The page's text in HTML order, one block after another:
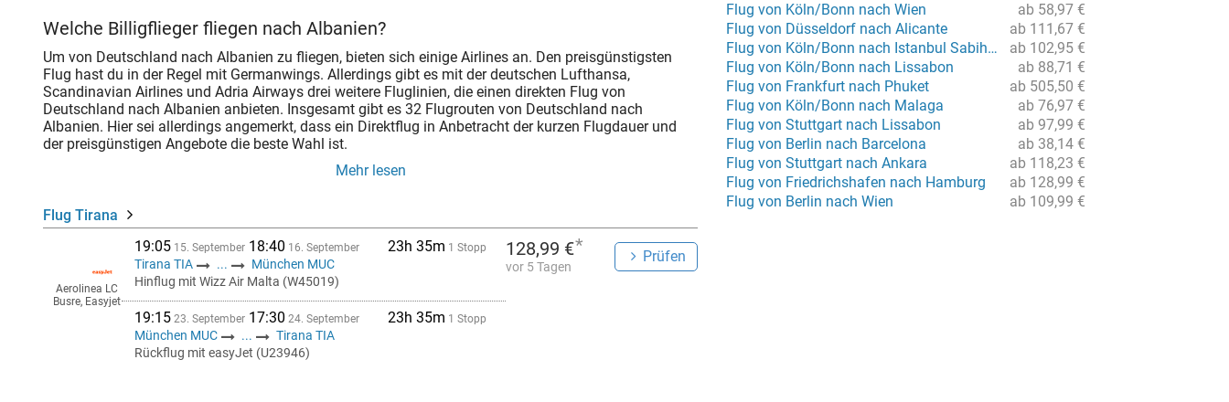
Welche Billigflieger fliegen nach Albanien?
Um von Deutschland nach Albanien zu fliegen, bieten sich einige Airlines an. Den preisgünstigsten
Flug hast du in der Regel mit Germanwings. Allerdings gibt es mit der deutschen Lufthansa,
Scandinavian Airlines und Adria Airways drei weitere Fluglinien, die einen direkten Flug von
Deutschland nach Albanien anbieten. Insgesamt gibt es 32 Flugrouten von Deutschland nach
Albanien. Hier sei allerdings angemerkt, dass ein Direktflug in Anbetracht der kurzen Flugdauer und
der preisgünstigen Angebote die beste Wahl ist.
Mehr lesen
Flug Tirana
19:05 15. September 18:40 16. September 23h 35m 1 Stopp
Tirana TIA ...
München MUC
Hinflug mit Wizz Air Malta (W45019)
19:15 23. September 17:30 24. September 23h 35m 1 Stopp
München MUC ...
Tirana TIA
Rückflug mit easyJet (U23946)
Aerolinea LC
Busre, Easyjet
128,99 €*
vor 5 Tagen
Prüfen
ab 58,97 €
Flug von Köln/Bonn nach Wien
ab 111,67 €
Flug von Düsseldorf nach Alicante
ab 102,95 €
Flug von Köln/Bonn nach Istanbul Sabiha Gökcen
ab 88,71 €
Flug von Köln/Bonn nach Lissabon
ab 505,50 €
Flug von Frankfurt nach Phuket
ab 76,97 €
Flug von Köln/Bonn nach Malaga
ab 97,99 €
Flug von Stuttgart nach Lissabon
ab 38,14 €
Flug von Berlin nach Barcelona
ab 118,23 €
Flug von Stuttgart nach Ankara
ab 128,99 €
Flug von Friedrichshafen nach Hamburg
ab 109,99 €
Flug von Berlin nach Wien